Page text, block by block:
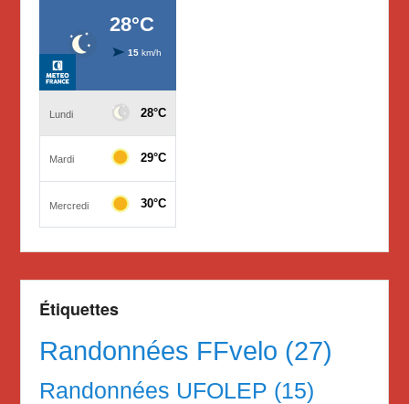
Étiquettes
Randonnées FFvelo (27)
Randonnées UFOLEP (15)